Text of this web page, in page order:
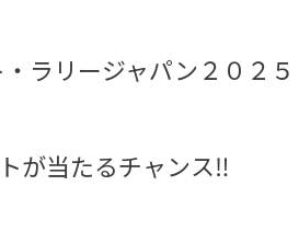
ラリージャパン２０２５
が当たるチャンス‼️